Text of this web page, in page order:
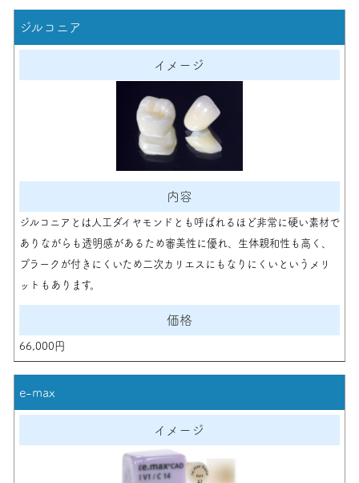
ジルコニア
ジルコニアとは人工ダイヤモンドとも呼ばれるほど非常に硬い素材で
ありながらも透明感があるため審美性に優れ、生体親和性も高く、
プラークが付きにくいため二次カリエスにもなりにくいというメリ
ットもあります。
66,000円
e-max